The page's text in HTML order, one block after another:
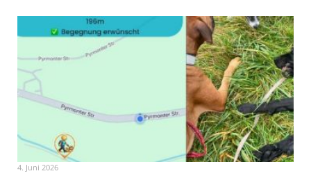
4. Juni 2026